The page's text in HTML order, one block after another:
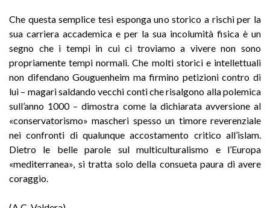
Che questa semplice tesi esponga uno storico a rischi per la
sua carriera accademica e per la sua incolumità fisica è un
segno che i tempi in cui ci troviamo a vivere non sono
propriamente tempi normali. Che molti storici e intellettuali
non difendano Gouguenheim ma firmino petizioni contro di
lui – magari saldando vecchi conti che risalgono alla polemica
sull’anno 1000 – dimostra come la dichiarata avversione al
«conservatorismo» mascheri spesso un timore reverenziale
nei confronti di qualunque accostamento critico all’islam.
Dietro le belle parole sul multiculturalismo e l’Europa
«mediterranea», si tratta solo della consueta paura di avere
coraggio.